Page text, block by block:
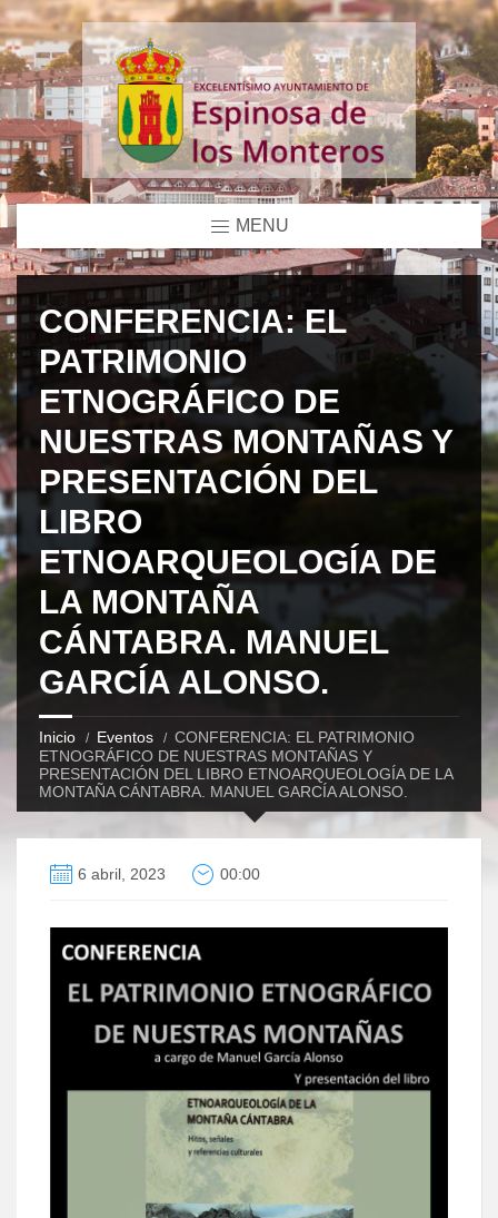
MENU
CONFERENCIA: EL
PATRIMONIO
ETNOGRÁFICO DE
NUESTRAS MONTAÑAS Y
PRESENTACIÓN DEL
LIBRO
ETNOARQUEOLOGÍA DE
LA MONTAÑA
CÁNTABRA. MANUEL
GARCÍA ALONSO.
Inicio Eventos
CONFERENCIA: EL PATRIMONIO
ETNOGRÁFICO DE NUESTRAS MONTAÑAS Y
PRESENTACIÓN DEL LIBRO ETNOARQUEOLOGÍA DE LA
MONTAÑA CÁNTABRA. MANUEL GARCÍA ALONSO.
6 abril, 2023 00:00